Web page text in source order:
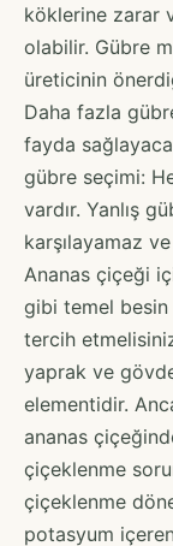
köklerine zarar
olabilir. Gübre
üreticinin
Daha fazla
fayda
gübre seçimi:
vardır. Yanlış
karşılayamaz
Ananas çiçeği
gibi temel
tercih
yaprak ve
elementidir.
ananas
çiçeklenme
çiçeklenme
potasyum